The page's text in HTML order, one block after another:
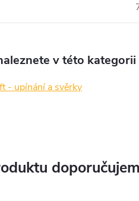
v této kategorii
- upínání a svěrky